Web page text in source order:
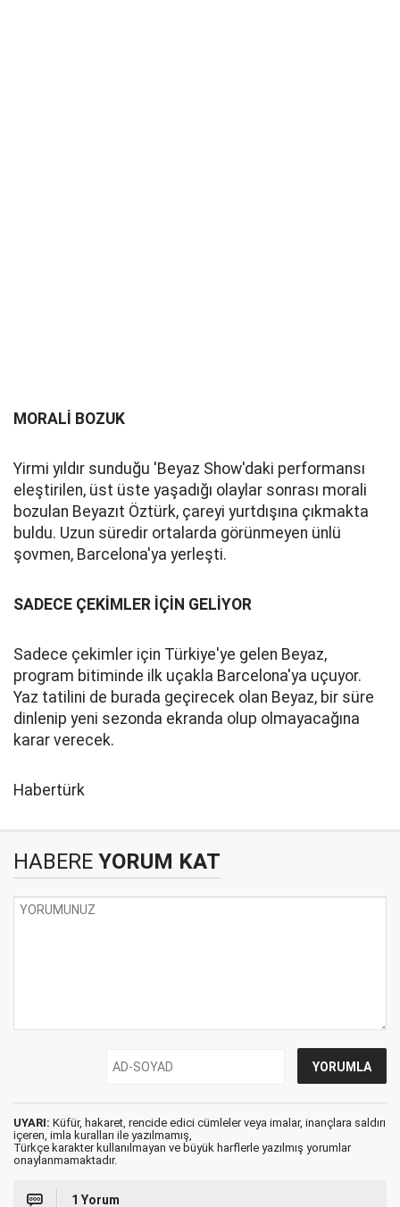
MORALİ BOZUK
Yirmi yıldır sunduğu 'Beyaz Show'daki performansı
eleştirilen, üst üste yaşadığı olaylar sonrası morali
bozulan Beyazıt Öztürk, çareyi yurtdışına çıkmakta
buldu. Uzun süredir ortalarda görünmeyen ünlü
şovmen, Barcelona'ya yerleşti.
SADECE ÇEKİMLER İÇİN GELİYOR
Sadece çekimler için Türkiye'ye gelen Beyaz,
program bitiminde ilk uçakla Barcelona'ya uçuyor.
Yaz tatilini de burada geçirecek olan Beyaz, bir süre
dinlenip yeni sezonda ekranda olup olmayacağına
karar verecek.
Habertürk
HABERE YORUM KAT
UYARI: Küfür, hakaret, rencide edici cümleler veya imalar, inançlara saldırı
içeren, imla kuralları ile yazılmamış,
Türkçe karakter kullanılmayan ve büyük harflerle yazılmış yorumlar
onaylanmamaktadır.
1 Yorum